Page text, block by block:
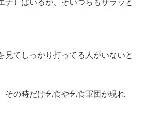
ナ）はいるが、そいつらもサラッと
見てしっかり打ってる人がいないと
その時だけ乞食や乞食軍団が現れ